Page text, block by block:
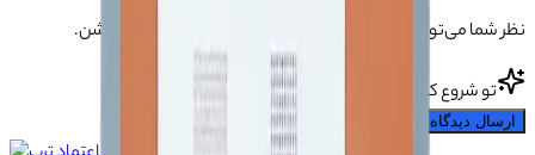
نظر شما می‌تونه به بقیه کمک کنه انتخاب مطمئن‌تری داشته باشن.
تو شروع کن!
ارسال دیدگاه